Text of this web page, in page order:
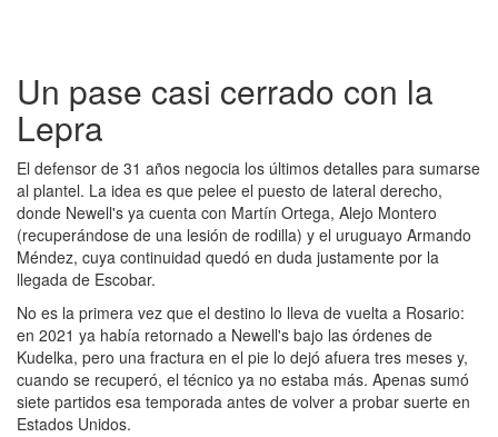
Un pase casi cerrado con la
Lepra
El defensor de 31 años negocia los últimos detalles para sumarse
al plantel. La idea es que pelee el puesto de lateral derecho,
donde Newell's ya cuenta con Martín Ortega, Alejo Montero
(recuperándose de una lesión de rodilla) y el uruguayo Armando
Méndez, cuya continuidad quedó en duda justamente por la
llegada de Escobar.
No es la primera vez que el destino lo lleva de vuelta a Rosario:
en 2021 ya había retornado a Newell's bajo las órdenes de
Kudelka, pero una fractura en el pie lo dejó afuera tres meses y,
cuando se recuperó, el técnico ya no estaba más. Apenas sumó
siete partidos esa temporada antes de volver a probar suerte en
Estados Unidos.